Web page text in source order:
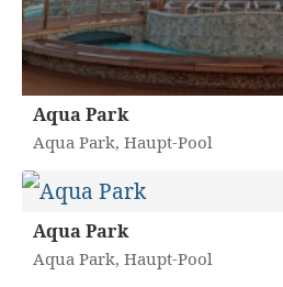
Aqua Park
Aqua Park, Haupt-Pool
Aqua Park
Aqua Park, Haupt-Pool